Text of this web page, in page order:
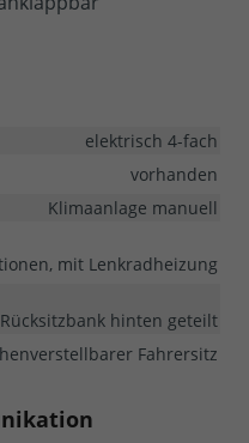
elektrisch 4-fach
vorhanden
Klimaanlage manuell
mit Lenkradheizung
hinten geteilt
Fahrersitz